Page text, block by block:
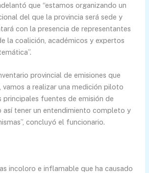
que “estamos organizando un
del que la provincia será sede y
con la presencia de representantes
la coalición, académicos y expertos
provincial de emisiones que
vamos a realizar una medición piloto
principales fuentes de emisión de
así tener un entendimiento completo y
concluyó el funcionario.
incoloro e inflamable que ha causado